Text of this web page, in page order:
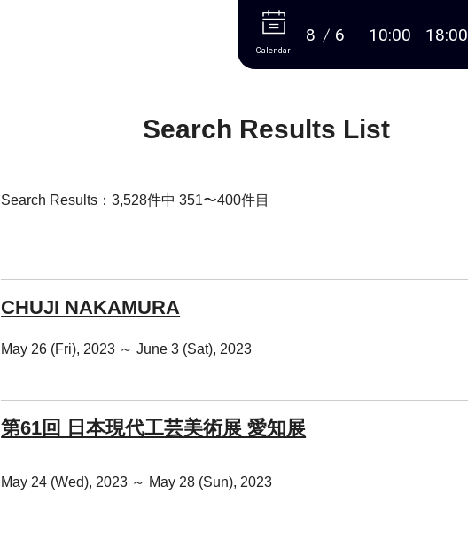
More
Calendar
8 6 10:00 18:00
Search Results List
Search Results：3,528件中 351〜400件目
CHUJI NAKAMURA
May 26 (Fri), 2023 ～ June 3 (Sat), 2023
第61回 日本現代工芸美術展 愛知展
May 24 (Wed), 2023 ～ May 28 (Sun), 2023